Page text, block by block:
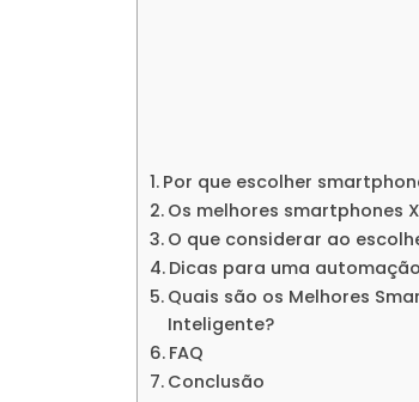
Por que escolher
Os melhores
O que considerar ao
Dicas para uma
Quais são os Melhores
Inteligente?
FAQ
Conclusão